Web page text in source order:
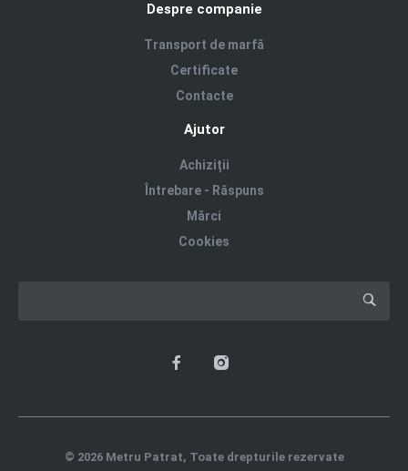
Despre companie
Transport de marfă
Certificate
Contacte
Ajutor
Achiziții
Întrebare - Răspuns
Mărci
Cookies
© 2026 Metru Patrat, Toate drepturile rezervate